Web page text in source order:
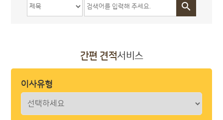

간편 견적서비스
이사유형